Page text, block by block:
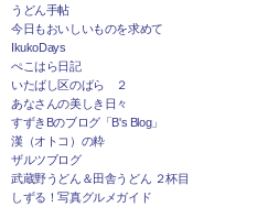
うどん手帖
今日もおいしいものを求めて
IkukoDays
ぺこはら日記
いたばし区のばら ２
あなさんの美しき日々
すずきBのブログ「B's Blog」
漢（オトコ）の粋
ザルツブログ
武蔵野うどん＆田舎うどん ２杯目
しずる！写真グルメガイド